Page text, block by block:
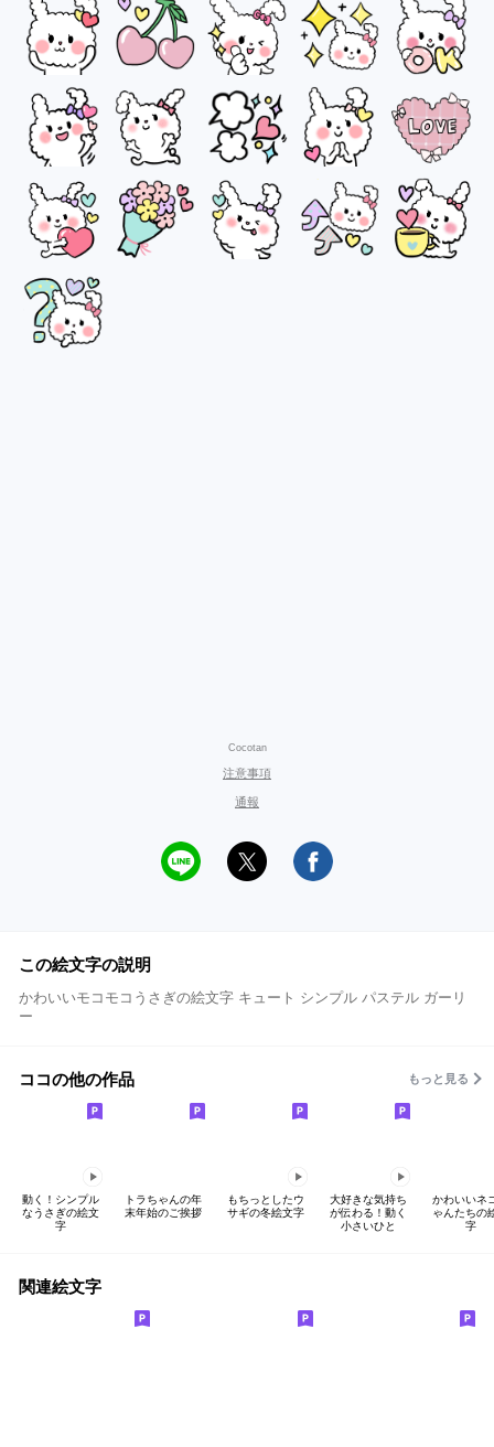
Cocotan
注意事項
通報
この絵文字の説明
かわいいモコモコうさぎの絵文字 キュート シンプル パステル ガーリ
ー
ココの他の作品 もっと見る
動く！シンプル
なうさぎの絵文
字
トラちゃんの年
末年始のご挨拶
もちっとしたウ
サギの冬絵文字
大好きな気持ち
が伝わる！動く
小さいひと
かわいいネ
ゃんたちの
字
関連絵文字